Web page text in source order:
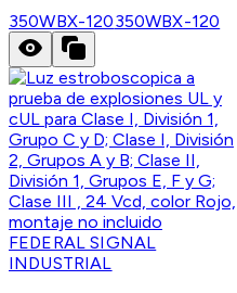
350WBX-120350WBX-120
FEDERAL SIGNAL
INDUSTRIAL